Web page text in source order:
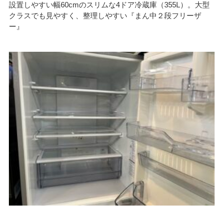
設置しやすい幅60cmのスリムな4ドア冷蔵庫（355L）。大型
クラスでも見やすく、整理しやすい『まん中２段フリーザ
ー』